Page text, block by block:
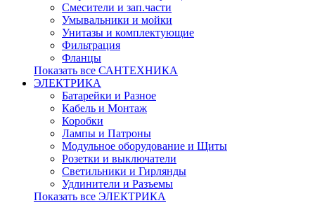
Смесители и зап.части
Умывальники и мойки
Унитазы и комплектующие
Фильтрация
Фланцы
Показать все САНТЕХНИКА
ЭЛЕКТРИКА
Батарейки и Разное
Кабель и Монтаж
Коробки
Лампы и Патроны
Модульное оборудование и Щиты
Розетки и выключатели
Светильники и Гирлянды
Удлинители и Разъемы
Показать все ЭЛЕКТРИКА